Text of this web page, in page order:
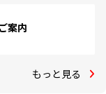
案内
もっと見る